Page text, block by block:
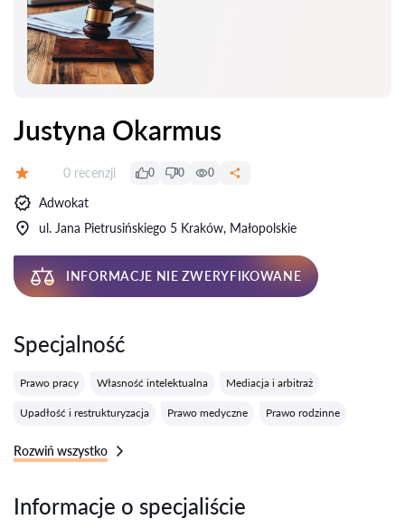
Justyna Okarmus
Recenzji:
0 recenzji 0 0 0
Adwokat
ul. Jana Pietrusińskiego 5 Kraków, Małopolskie
INFORMACJE NIE ZWERYFIKOWANE
Specjalność
Prawo pracy Własność intelektualna Mediacja i arbitraż
Upadłość i restrukturyzacja Prawo medyczne Prawo rodzinne
Rozwiń wszystko
Informacje o specjaliście